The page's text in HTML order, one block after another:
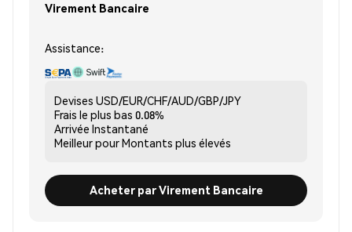
Virement Bancaire
Assistance:
Devises USD/EUR/CHF/AUD/GBP/JPY
Frais le plus bas 0.08%
Arrivée Instantané
Meilleur pourMontants plus élevés
Acheter par Virement Bancaire